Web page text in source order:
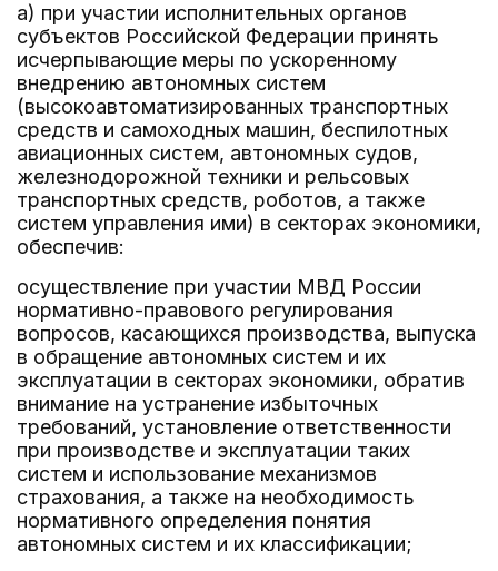
а) при участии исполнительных органов
субъектов Российской Федерации принять
исчерпывающие меры по ускоренному
внедрению автономных систем
(высокоавтоматизированных транспортных
средств и самоходных машин, беспилотных
авиационных систем, автономных судов,
железнодорожной техники и рельсовых
транспортных средств, роботов, а также
систем управления ими) в секторах экономики,
обеспечив:
осуществление при участии МВД России
нормативно-правового регулирования
вопросов, касающихся производства, выпуска
в обращение автономных систем и их
эксплуатации в секторах экономики, обратив
внимание на устранение избыточных
требований, установление ответственности
при производстве и эксплуатации таких
систем и использование механизмов
страхования, а также на необходимость
нормативного определения понятия
автономных систем и их классификации;